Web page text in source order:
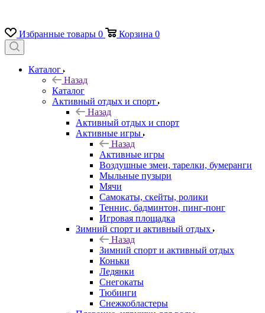
Избранные товары 0 Корзина 0
Каталог
Назад
Каталог
Активный отдых и спорт
Назад
Активный отдых и спорт
Активные игры
Назад
Активные игры
Воздушные змеи, тарелки, бумеранги
Мыльные пузыри
Мячи
Самокаты, скейты, ролики
Теннис, бадминтон, пинг-понг
Игровая площадка
Зимний спорт и активный отдых
Назад
Зимний спорт и активный отдых
Коньки
Ледянки
Снегокаты
Тюбинги
Снежкобластеры